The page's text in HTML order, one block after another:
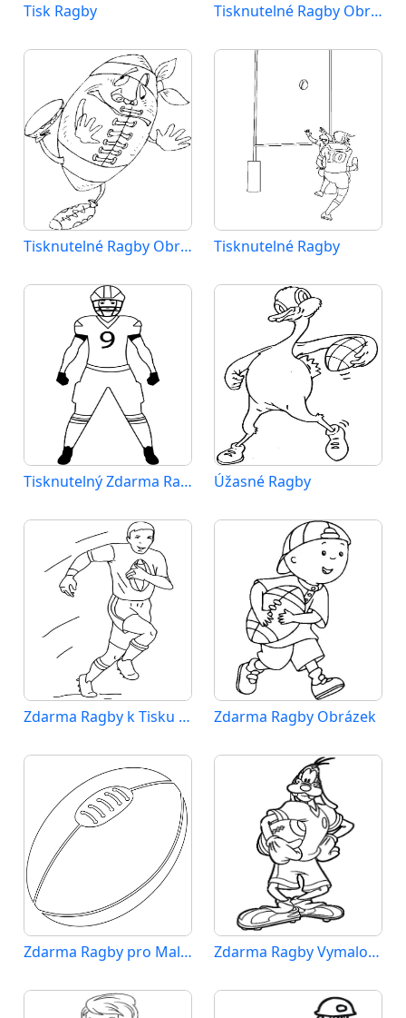
Tisk Ragby Tisknutelné Ragby Obrázek pro Děti
Tisknutelné Ragby Obrázek Tisknutelné Ragby
Tisknutelný Zdarma Ragby Úžasné Ragby
Zdarma Ragby k Tisku pro Děti Zdarma Ragby Obrázek
Zdarma Ragby pro Malé Děti Zdarma Ragby Vymalovatelné